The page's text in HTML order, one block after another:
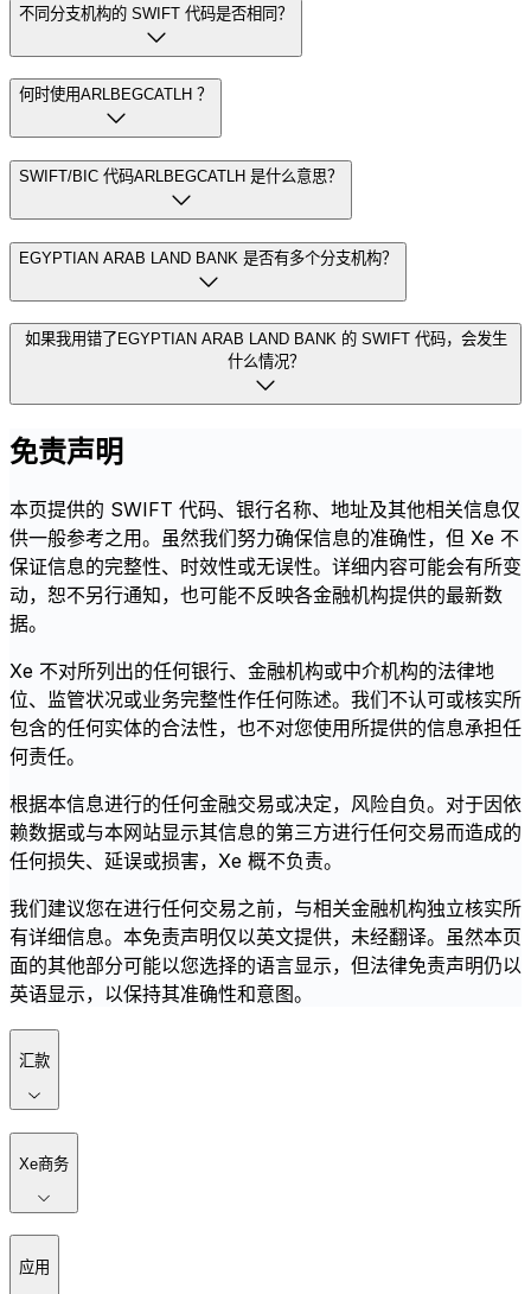
不同分支机构的 SWIFT 代码是否相同？
何时使用ARLBEGCATLH ？
SWIFT/BIC 代码ARLBEGCATLH 是什么意思？
EGYPTIAN ARAB LAND BANK 是否有多个分支机构？
如果我用错了EGYPTIAN ARAB LAND BANK 的 SWIFT 代码，会发生
什么情况？
免责声明
本页提供的 SWIFT 代码、银行名称、地址及其他相关信息仅
供一般参考之用。虽然我们努力确保信息的准确性，但 Xe 不
保证信息的完整性、时效性或无误性。详细内容可能会有所变
动，恕不另行通知，也可能不反映各金融机构提供的最新数
据。
Xe 不对所列出的任何银行、金融机构或中介机构的法律地
位、监管状况或业务完整性作任何陈述。我们不认可或核实所
包含的任何实体的合法性，也不对您使用所提供的信息承担任
何责任。
根据本信息进行的任何金融交易或决定，风险自负。对于因依
赖数据或与本网站显示其信息的第三方进行任何交易而造成的
任何损失、延误或损害，Xe 概不负责。
我们建议您在进行任何交易之前，与相关金融机构独立核实所
有详细信息。本免责声明仅以英文提供，未经翻译。虽然本页
面的其他部分可能以您选择的语言显示，但法律免责声明仍以
英语显示，以保持其准确性和意图。
汇款
Xe商务
应用